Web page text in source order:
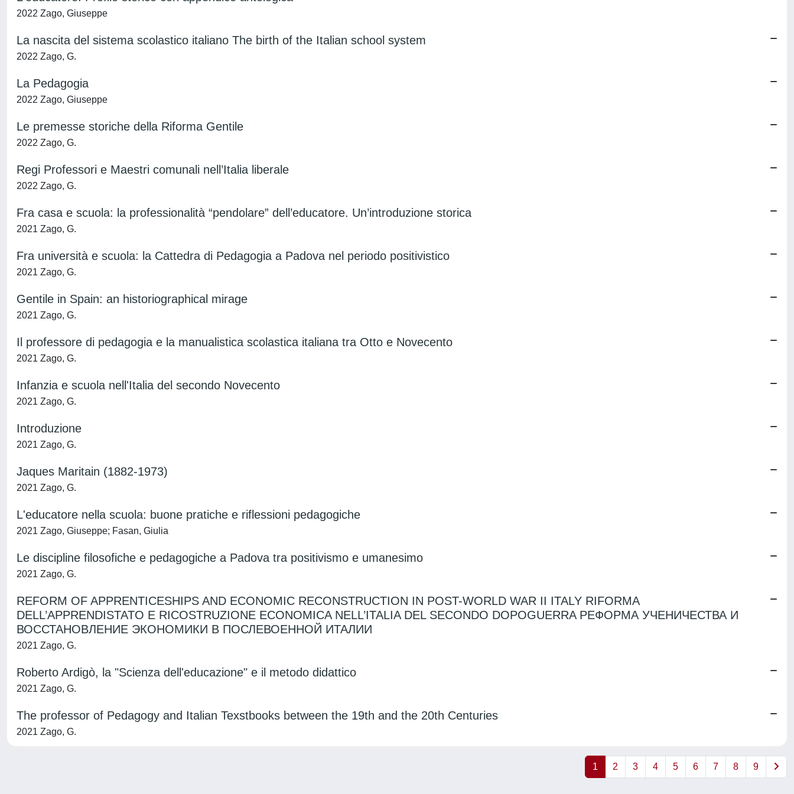
2022 Zago, Giuseppe
La nascita del sistema scolastico italiano The birth of the Italian school system
2022 Zago, G.
La Pedagogia
2022 Zago, Giuseppe
Le premesse storiche della Riforma Gentile
2022 Zago, G.
Regi Professori e Maestri comunali nell’Italia liberale
2022 Zago, G.
Fra casa e scuola: la professionalità “pendolare” dell’educatore. Un’introduzione storica
2021 Zago, G.
Fra università e scuola: la Cattedra di Pedagogia a Padova nel periodo positivistico
2021 Zago, G.
Gentile in Spain: an historiographical mirage
2021 Zago, G.
Il professore di pedagogia e la manualistica scolastica italiana tra Otto e Novecento
2021 Zago, G.
Infanzia e scuola nell'Italia del secondo Novecento
2021 Zago, G.
Introduzione
2021 Zago, G.
Jaques Maritain (1882-1973)
2021 Zago, G.
L'educatore nella scuola: buone pratiche e riflessioni pedagogiche
2021 Zago, Giuseppe; Fasan, Giulia
Le discipline filosofiche e pedagogiche a Padova tra positivismo e umanesimo
2021 Zago, G.
REFORM OF APPRENTICESHIPS AND ECONOMIC RECONSTRUCTION IN POST-WORLD WAR II ITALY RIFORMA
DELL’APPRENDISTATO E RICOSTRUZIONE ECONOMICA NELL’ITALIA DEL SECONDO DOPOGUERRA РЕФОРМА УЧЕНИЧЕСТВА И
ВОССТАНОВЛЕНИЕ ЭКОНОМИКИ В ПОСЛЕВОЕННОЙ ИТАЛИИ
2021 Zago, G.
Roberto Ardigò, la "Scienza dell'educazione" e il metodo didattico
2021 Zago, G.
The professor of Pedagogy and Italian Texstbooks between the 19th and the 20th Centuries
2021 Zago, G.
1 2 3 4 5 6 7 8 9